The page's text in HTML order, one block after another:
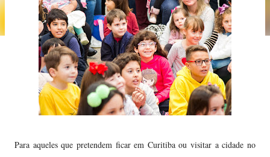
Para aqueles que pretendem ficar em Curitiba ou visitar a cidade no